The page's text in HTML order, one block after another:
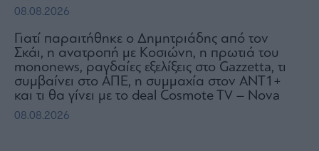
08.08.2026
Γιατί παραιτήθηκε ο Δημητριάδης από τον
Σκάι, η ανατροπή με Κοσιώνη, η πρωτιά του
mononews, ραγδαίες εξελίξεις στο Gazzetta, τι
συμβαίνει στο ΑΠΕ, η συμμαχία στον ΑΝΤ1+
και τι θα γίνει με το deal Cosmote TV – Nova
08.08.2026